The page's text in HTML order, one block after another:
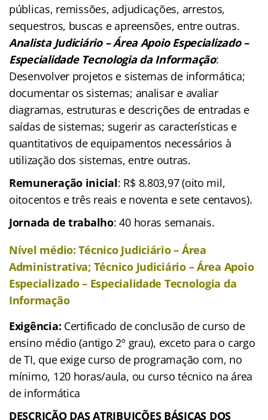
públicas, remissões, adjudicações, arrestos,
sequestros, buscas e apreensões, entre outras.
Analista Judiciário – Área Apoio Especializado –
Especialidade Tecnologia da Informação:
Desenvolver projetos e sistemas de informática;
documentar os sistemas; analisar e avaliar
diagramas, estruturas e descrições de entradas e
saídas de sistemas; sugerir as características e
quantitativos de equipamentos necessários à
utilização dos sistemas, entre outras.
Remuneração inicial: R$ 8.803,97 (oito mil,
oitocentos e três reais e noventa e sete centavos).
Jornada de trabalho: 40 horas semanais.
Nível médio: Técnico Judiciário – Área
Administrativa; Técnico Judiciário – Área Apoio
Especializado – Especialidade Tecnologia da
Informação
Exigência: Certificado de conclusão de curso de
ensino médio (antigo 2º grau), exceto para o cargo
de TI, que exige curso de programação com, no
mínimo, 120 horas/aula, ou curso técnico na área
de informática
DESCRIÇÃO DAS ATRIBUIÇÕES BÁSICAS DOS